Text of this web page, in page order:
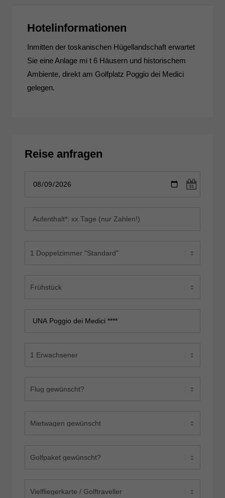
Hotelinformationen
Inmitten der toskanischen Hügellandschaft erwartet
Sie eine Anlage mi t 6 Häusern und historischem
Ambiente, direkt am Golfplatz Poggio dei Medici
gelegen.
Reise anfragen